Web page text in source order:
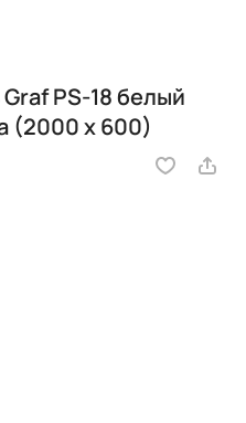
PS-18 белый
(2000 х 600)